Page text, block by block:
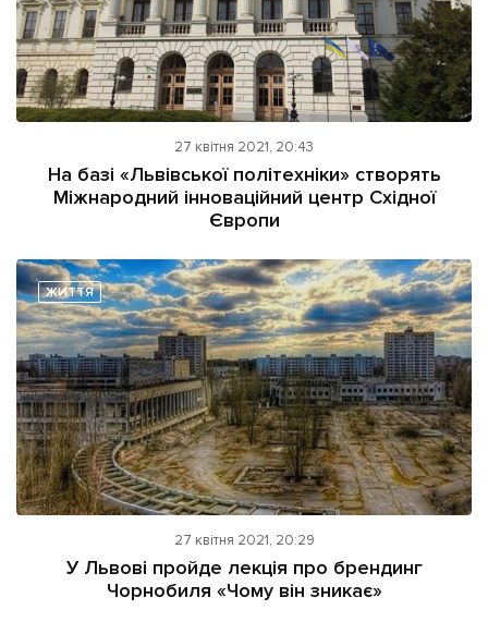
27 квітня 2021, 20:43
На базі «Львівської політехніки» створять
Міжнародний інноваційний центр Східної
Європи
ЖИТТЯ
27 квітня 2021, 20:29
У Львові пройде лекція про брендинг
Чорнобиля «Чому він зникає»